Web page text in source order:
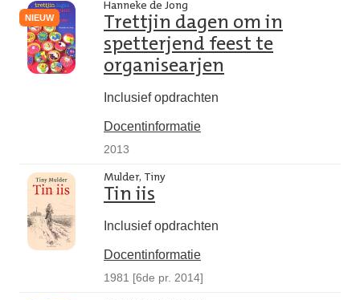
NIEUW
Hanneke de Jong
Trettjin dagen om in
spetterjend feest te
organisearjen
Inclusief opdrachten
Docentinformatie
2013
Mulder, Tiny
Tin iis
Inclusief opdrachten
Docentinformatie
1981 [6de pr. 2014]